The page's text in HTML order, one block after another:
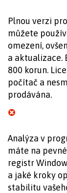
Plnou verzi
můžete
omezení,
a aktualizace.
800 korun.
počítač a
prodávána.
Analýza v
máte na
registr
a jaké kroky
stabilitu